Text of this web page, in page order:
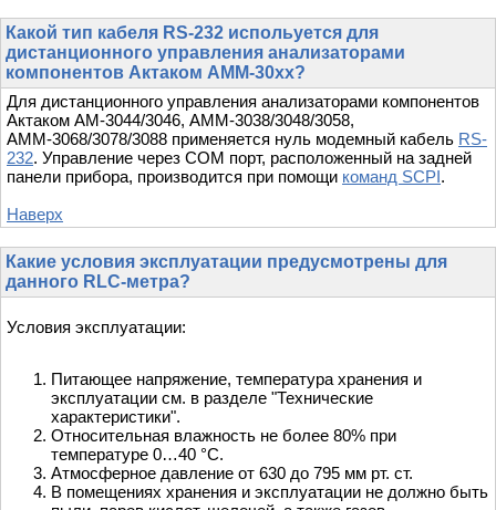
Какой тип кабеля RS-232 испольуется для
дистанционного управления анализаторами
компонентов Актаком АММ-30хх?
Для дистанционного управления анализаторами компонентов
Актаком АМ-3044/3046, АММ-3038/3048/3058,
АММ-3068/3078/3088 применяется нуль модемный кабель RS-
232. Управление через COM порт, расположенный на задней
панели прибора, производится при помощи команд SCPI.
Наверх
Какие условия эксплуатации предусмотрены для
данного RLC-метра?
Условия эксплуатации:
Питающее напряжение, температура хранения и
эксплуатации см. в разделе "Технические
характеристики".
Относительная влажность не более 80% при
температуре 0…40 °С.
Атмосферное давление от 630 до 795 мм рт. ст.
В помещениях хранения и эксплуатации не должно быть